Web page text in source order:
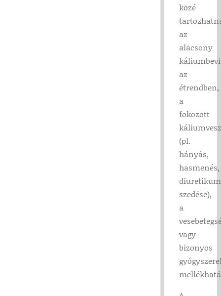
közé
az
alacsony
az
étrendben,
a
fokozott
(pl.
hányás,
hasmenés,
szedése),
a
vagy
bizonyos